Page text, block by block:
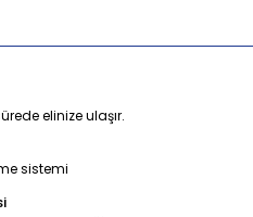
elinize ulaşır.
sistemi